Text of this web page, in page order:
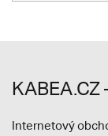
KABEA.CZ
Internetový